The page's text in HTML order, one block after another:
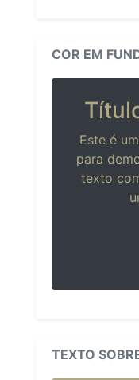
COR EM
Este é
para
texto
TEXTO